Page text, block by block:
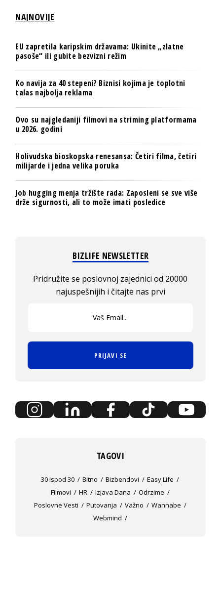
NAJNOVIJE
EU zapretila karipskim državama: Ukinite „zlatne
pasoše“ ili gubite bezvizni režim
Ko navija za 40 stepeni? Biznisi kojima je toplotni
talas najbolja reklama
Ovo su najgledaniji filmovi na striming platformama
u 2026. godini
Holivudska bioskopska renesansa: Četiri filma, četiri
milijarde i jedna velika poruka
Job hugging menja tržište rada: Zaposleni se sve više
drže sigurnosti, ali to može imati posledice
BIZLIFE NEWSLETTER
Pridružite se poslovnoj zajednici od 20000
najuspešnijih i čitajte nas prvi
PRIJAVI SE
TAGOVI
30 Ispod 30 Bitno Bizbendovi
Easy Life
Filmovi
HR Izjava Dana
Odrzime
Poslovne Vesti
Putovanja Važno
Wannabe
Webmind